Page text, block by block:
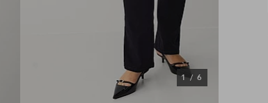
1/ 6